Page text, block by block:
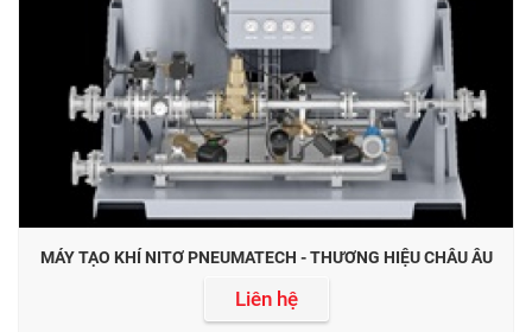
MÁY TẠO KHÍ NITƠ PNEUMATECH - THƯƠNG HIỆU CHÂU ÂU
Liên hệ